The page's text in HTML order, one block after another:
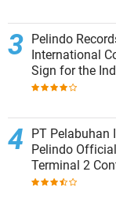
Pelindo
International
Sign for the
PT Pelabuhan
Pelindo
Terminal 2
Strengthening